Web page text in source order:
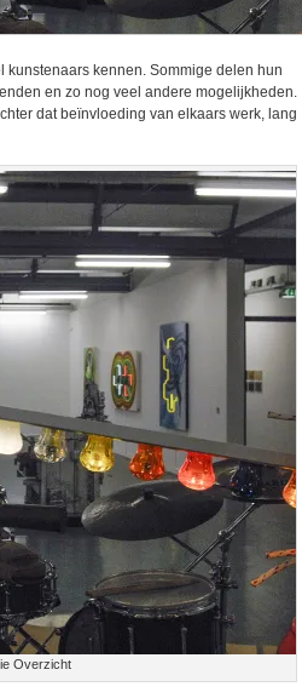
kennen. Sommige delen hun
en zo nog veel andere mogelijkheden.
dat beïnvloeding van elkaars werk, lang
Overzicht